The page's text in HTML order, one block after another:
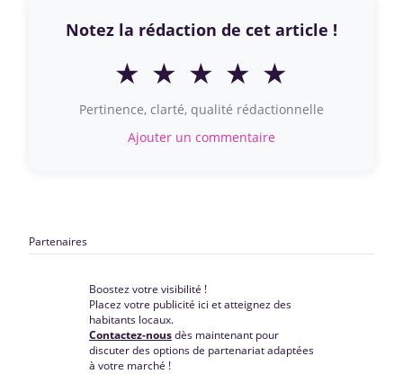
Notez la rédaction de cet article !
★ ★ ★ ★ ★
Pertinence, clarté, qualité rédactionnelle
Ajouter un commentaire
Partenaires
Boostez votre visibilité !
Placez votre publicité ici et atteignez des
habitants locaux.
Contactez-nousdès maintenant pour
discuter des options de partenariat adaptées
à votre marché !